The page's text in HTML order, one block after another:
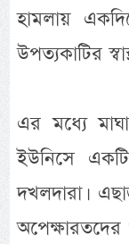
হামলায়
উপত্যকাটির
এর মধ্যে
ইউনিসে
দখলদারা।